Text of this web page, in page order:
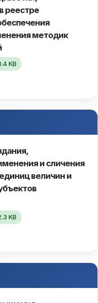
реестре
методик
KB
и сличения
величин и
KB